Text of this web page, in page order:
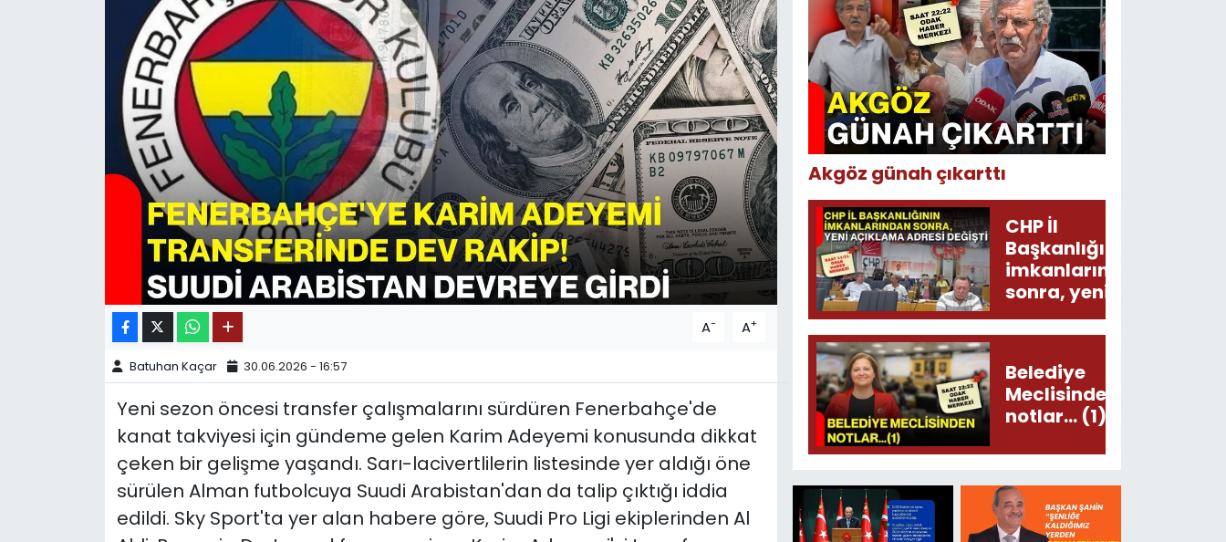
A- A+
Batuhan Kaçar 30.06.2026 - 16:57
Yeni sezon öncesi transfer çalışmalarını sürdüren Fenerbahçe'de
kanat takviyesi için gündeme gelen Karim Adeyemi konusunda dikkat
çeken bir gelişme yaşandı. Sarı-lacivertlilerin listesinde yer aldığı öne
sürülen Alman futbolcuya Suudi Arabistan'dan da talip çıktığı iddia
edildi. Sky Sport'ta yer alan habere göre, Suudi Pro Ligi ekiplerinden Al
Akgöz günah çıkarttı
CHP İl
Başkanlığının
imkanlarından
sonra, yeni
açıklama
adresi değişti!
Belediye
Meclisinden
notlar... (1)
11:11 MANŞET